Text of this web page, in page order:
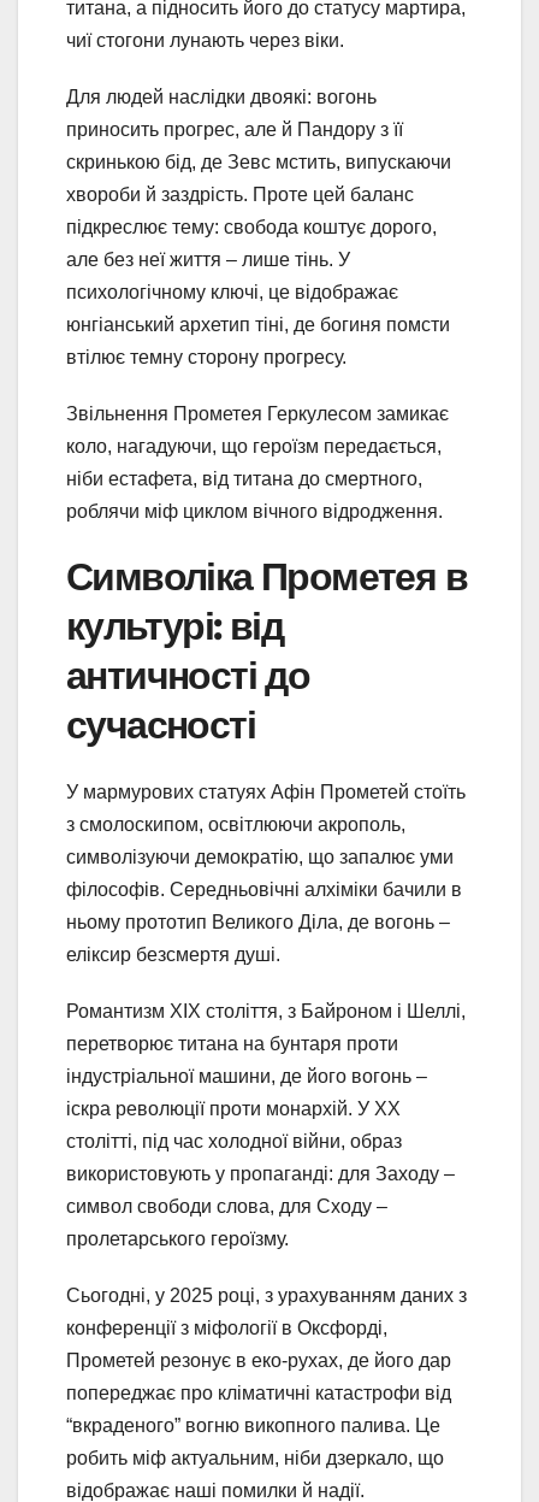
титана, а підносить його до статусу мартира,
чиї стогони лунають через віки.
Для людей наслідки двоякі: вогонь
приносить прогрес, але й Пандору з її
скринькою бід, де Зевс мстить, випускаючи
хвороби й заздрість. Проте цей баланс
підкреслює тему: свобода коштує дорого,
але без неї життя – лише тінь. У
психологічному ключі, це відображає
юнгіанський архетип тіні, де богиня помсти
втілює темну сторону прогресу.
Звільнення Прометея Геркулесом замикає
коло, нагадуючи, що героїзм передається,
ніби естафета, від титана до смертного,
роблячи міф циклом вічного відродження.
Символіка Прометея в
культурі: від
античності до
сучасності
У мармурових статуях Афін Прометей стоїть
з смолоскипом, освітлюючи акрополь,
символізуючи демократію, що запалює уми
філософів. Середньовічні алхіміки бачили в
ньому прототип Великого Діла, де вогонь –
еліксир безсмертя душі.
Романтизм XIX століття, з Байроном і Шеллі,
перетворює титана на бунтаря проти
індустріальної машини, де його вогонь –
іскра революції проти монархій. У XX
столітті, під час холодної війни, образ
використовують у пропаганді: для Заходу –
символ свободи слова, для Сходу –
пролетарського героїзму.
Сьогодні, у 2025 році, з урахуванням даних з
конференції з міфології в Оксфорді,
Прометей резонує в еко-рухах, де його дар
попереджає про кліматичні катастрофи від
“вкраденого” вогню викопного палива. Це
робить міф актуальним, ніби дзеркало, що
відображає наші помилки й надії.